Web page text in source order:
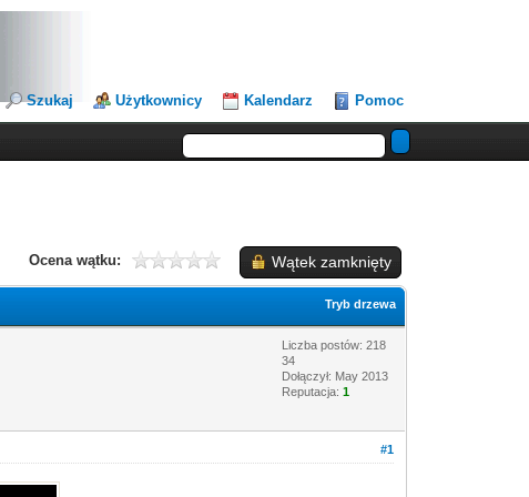
Szukaj Użytkownicy Kalendarz Pomoc
Wątek zamknięty
Ocena wątku:
Tryb drzewa
Liczba postów: 218
34
Dołączył: May 2013
Reputacja:1
#1